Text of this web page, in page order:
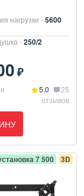
нагрузки -5600
-250/2
₽
5.0
25
отзывов
7 500 3D